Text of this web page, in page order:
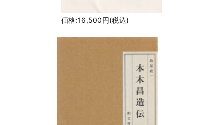
価格:16,500円(税込)